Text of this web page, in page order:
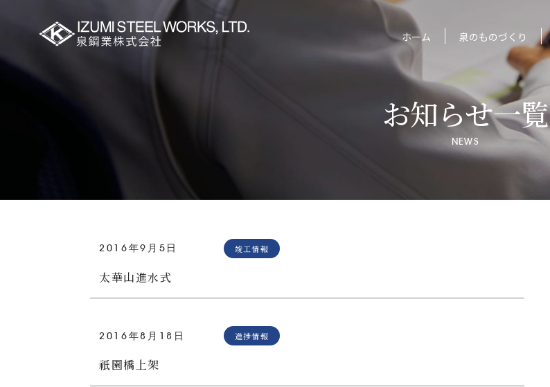
ホーム 泉のものづくり
お知らせ一覧
NEWS
2016年9月5日 竣工情報
太華山進水式
2016年8月18日 進捗情報
祇園橋上架